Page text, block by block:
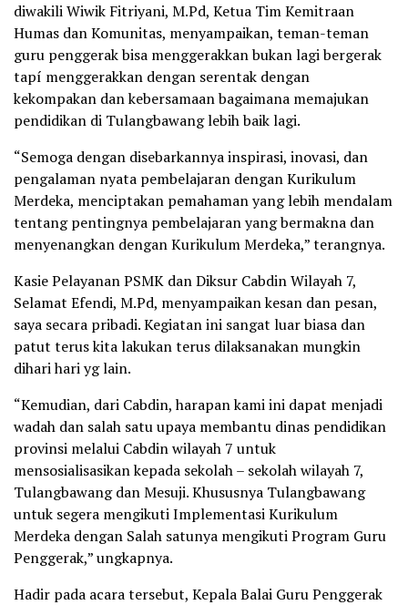
diwakili Wiwik Fitriyani, M.Pd, Ketua Tim Kemitraan
Humas dan Komunitas, menyampaikan, teman-teman
guru penggerak bisa menggerakkan bukan lagi bergerak
tapí menggerakkan dengan serentak dengan
kekompakan dan kebersamaan bagaimana memajukan
pendidikan di Tulangbawang lebih baik lagi.
“Semoga dengan disebarkannya inspirasi, inovasi, dan
pengalaman nyata pembelajaran dengan Kurikulum
Merdeka, menciptakan pemahaman yang lebih mendalam
tentang pentingnya pembelajaran yang bermakna dan
menyenangkan dengan Kurikulum Merdeka,” terangnya.
Kasie Pelayanan PSMK dan Diksur Cabdin Wilayah 7,
Selamat Efendi, M.Pd, menyampaikan kesan dan pesan,
saya secara pribadi. Kegiatan ini sangat luar biasa dan
patut terus kita lakukan terus dilaksanakan mungkin
dihari hari yg lain.
“Kemudian, dari Cabdin, harapan kami ini dapat menjadi
wadah dan salah satu upaya membantu dinas pendidikan
provinsi melalui Cabdin wilayah 7 untuk
mensosialisasikan kepada sekolah – sekolah wilayah 7,
Tulangbawang dan Mesuji. Khususnya Tulangbawang
untuk segera mengikuti Implementasi Kurikulum
Merdeka dengan Salah satunya mengikuti Program Guru
Penggerak,” ungkapnya.
Hadir pada acara tersebut, Kepala Balai Guru Penggerak